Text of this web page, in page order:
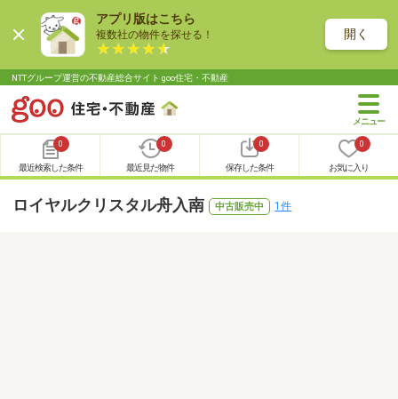
アプリ版はこちら
複数社の物件を探せる！ 開く
NTTグループ運営の不動産総合サイト goo住宅・不動産
0
最近検索した条件
0
最近見た物件
0
保存した条件
0
お気に入り
ロイヤルクリスタル舟入南 中古販売中 1件